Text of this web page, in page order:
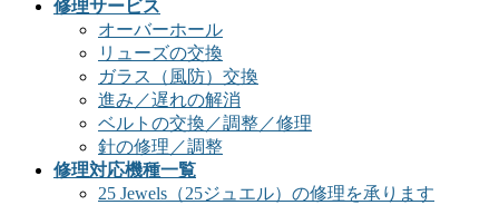
修理サービス
オーバーホール
リューズの交換
ガラス（風防）交換
進み／遅れの解消
ベルトの交換／調整／修理
針の修理／調整
修理対応機種一覧
25 Jewels（25ジュエル）の修理を承ります